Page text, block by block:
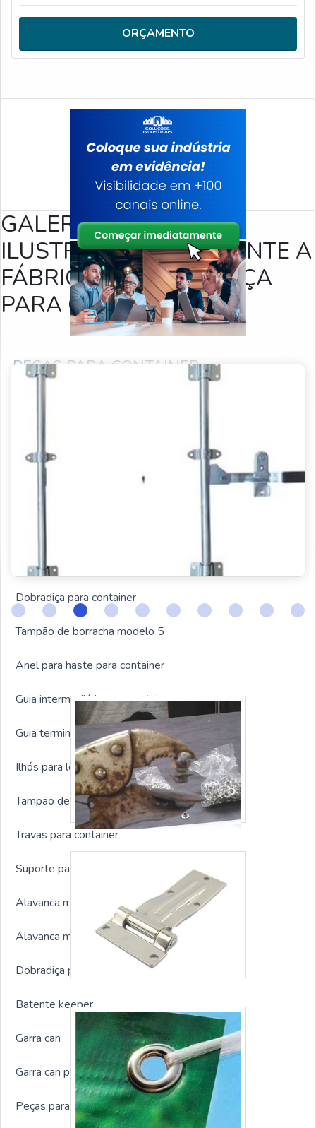
maior segurança na movimentação e transporte verticais
ou horizontais, e evita acidentes e perdas de materiais.
Além disso, é um produto prático, versátil, com tr
ORÇAMENTO
PEÇAS PARA CONTAINER
PRODUTOS RELACIONADOS
Fechadura para container
Peças para container
Trava de segurança para container
Respiro para container
Dobradiça para container
Tampão de borracha modelo 5
Anel para haste para container
Guia intermediária para container
Guia terminal para container
Ilhós para lona para container
Tampão de borracha para container
Travas para container
Suporte para alavanca
Alavanca modelo 01
Alavanca modelo 02
Dobradiça para containers sp
Batente keeper
Garra can
Garra can para container
Peças para container marítimo
GALERIA DE IMAGENS
ILUSTRATIVAS REFERENTE A
FÁBRICA DE DOBRADIÇA
PARA CONTAINER